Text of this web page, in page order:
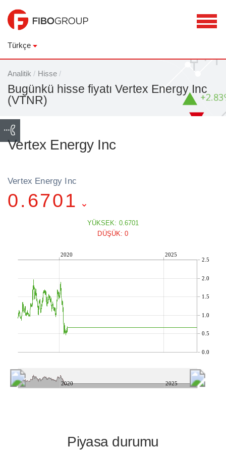
Türkçe
Analitik / Hisse /
Bugünkü hisse fiyatı Vertex Energy Inc
(VTNR)
Vertex Energy Inc
Vertex Energy Inc
0.6701
YÜKSEK: 0.6701
DÜŞÜK: 0
2020 2025
0.0
0.5
1.0
1.5
2.0
2.5
2020 2025
Piyasa durumu